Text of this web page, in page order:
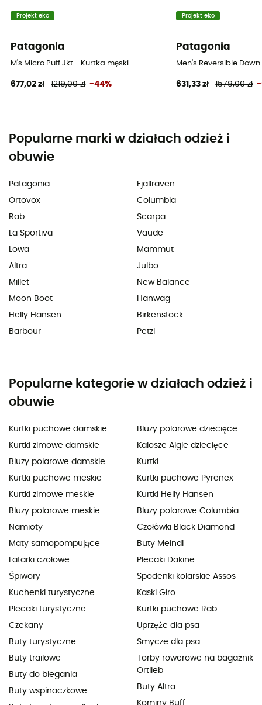
Projekt eko
Patagonia
M's Micro Puff Jkt - Kurtka męski
677,02 zł 1219,00 zł -44%
Projekt eko
Patagonia
Men's Reversible
631,33 zł 1579,00 zł -
Popularne marki w działach odzież i
obuwie
Patagonia
Ortovox
Rab
La Sportiva
Lowa
Altra
Millet
Moon Boot
Helly Hansen
Barbour
Fjällräven
Columbia
Scarpa
Vaude
Mammut
Julbo
New Balance
Hanwag
Birkenstock
Petzl
Popularne kategorie w działach odzież i
obuwie
Kurtki puchowe damskie
Kurtki zimowe damskie
Bluzy polarowe damskie
Kurtki puchowe meskie
Kurtki zimowe meskie
Bluzy polarowe meskie
Namioty
Maty samopompujące
Latarki czołowe
Śpiwory
Kuchenki turystyczne
Plecaki turystyczne
Czekany
Buty turystyczne
Buty trailowe
Buty do biegania
Buty wspinaczkowe
Bluzy polarowe dziecięce
Kalosze Aigle dziecięce
Kurtki
Kurtki puchowe Pyrenex
Kurtki Helly Hansen
Bluzy polarowe Columbia
Czołówki Black Diamond
Buty Meindl
Plecaki Dakine
Spodenki kolarskie Assos
Kaski Giro
Kurtki puchowe Rab
Uprzęże dla psa
Smycze dla psa
Torby rowerowe na bagażnik
Ortlieb
Buty Altra
Kominy Buff